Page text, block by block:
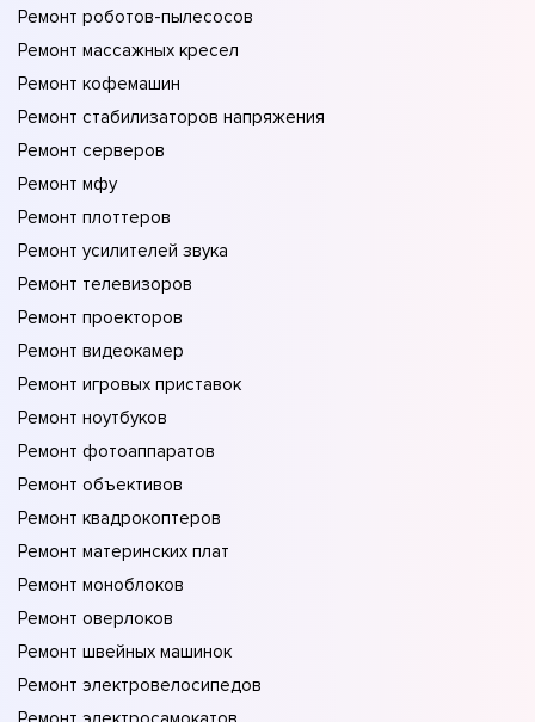
Ремонт роботов-пылесосов
Ремонт массажных кресел
Ремонт кофемашин
Ремонт стабилизаторов напряжения
Ремонт серверов
Ремонт мфу
Ремонт плоттеров
Ремонт усилителей звука
Ремонт телевизоров
Ремонт проекторов
Ремонт видеокамер
Ремонт игровых приставок
Ремонт ноутбуков
Ремонт фотоаппаратов
Ремонт объективов
Ремонт квадрокоптеров
Ремонт материнских плат
Ремонт моноблоков
Ремонт оверлоков
Ремонт швейных машинок
Ремонт электровелосипедов